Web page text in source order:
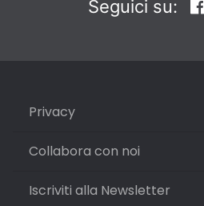
Seguici su:
Privacy
Collabora con noi
Iscriviti alla Newsletter